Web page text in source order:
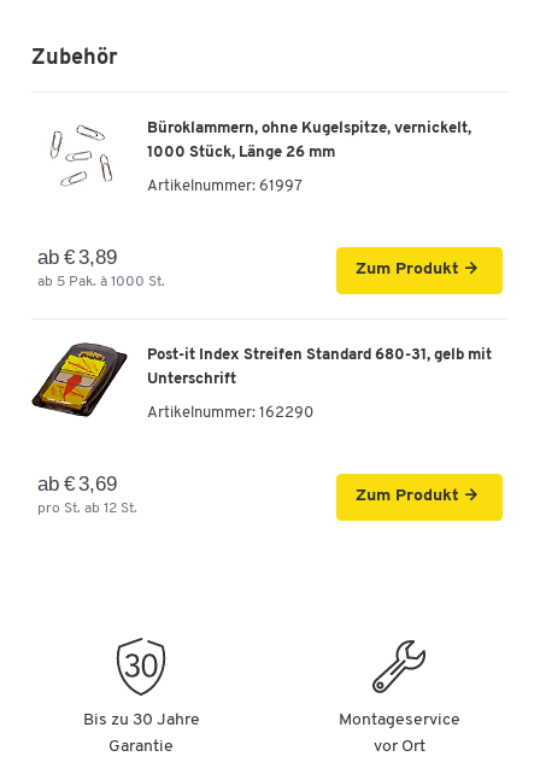
€ 0,35
FALKEN Aktendeckel, DIN A4, Karton, grau
Artikelnummer: 180655
FALKEN Aktendeckel, DIN A4, Karton, orange
€ 0,35
ab€ 0,15
Zubehör
Büroklammern, ohne Kugelspitze, vernickelt,
1000 Stück, Länge 26 mm
Artikelnummer: 61997
ab € 3,89
ab 5 Pak. à 1000 St.
Zum Produkt
Post-it Index Streifen Standard 680-31, gelb mit
Unterschrift
Artikelnummer: 162290
ab € 3,69
pro St. ab 12 St.
Zum Produkt
Bis zu 30 Jahre
Garantie
Montageservice
vor Ort